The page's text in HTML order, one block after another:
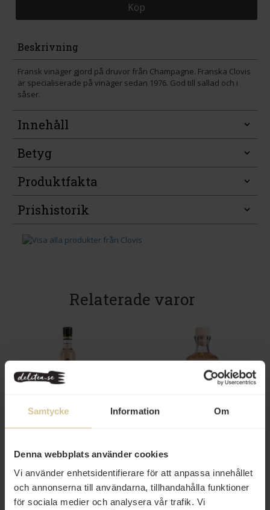
Samtycke Information Om
Denna webbplats använder cookies
Vi använder enhetsidentifierare för att anpassa innehållet
och annonserna till användarna, tillhandahålla funktioner
för sociala medier och analysera vår trafik. Vi
Köp
Beskrivning
Fransk vinäger gjord på druvor från Champagne. Franska Clovis
är specialiserade på vinäger sedan 1976. God till sallad och i
såser.
Innehåll
Betyg
Produktfakta
Prishistorik
Relaterade varor
65 kr
Köp Köp